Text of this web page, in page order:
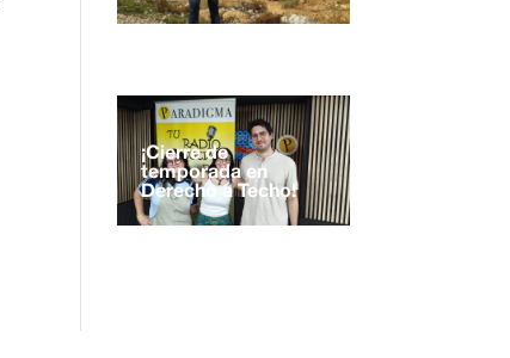
¡Cierre de
temporada en
Derecho a Techo!